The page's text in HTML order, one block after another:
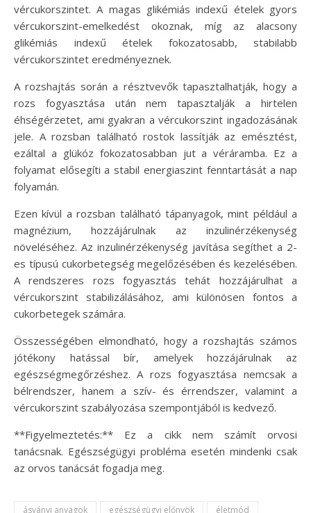
vércukorszintet. A magas glikémiás indexű ételek gyors
vércukorszint-emelkedést okoznak, míg az alacsony
glikémiás indexű ételek fokozatosabb, stabilabb
vércukorszintet eredményeznek.
A rozshajtás során a résztvevők tapasztalhatják, hogy a
rozs fogyasztása után nem tapasztalják a hirtelen
éhségérzetet, ami gyakran a vércukorszint ingadozásának
jele. A rozsban található rostok lassítják az emésztést,
ezáltal a glükóz fokozatosabban jut a véráramba. Ez a
folyamat elősegíti a stabil energiaszint fenntartását a nap
folyamán.
Ezen kívül a rozsban található tápanyagok, mint például a
magnézium, hozzájárulnak az inzulinérzékenység
növeléséhez. Az inzulinérzékenység javítása segíthet a 2-
es típusú cukorbetegség megelőzésében és kezelésében.
A rendszeres rozs fogyasztás tehát hozzájárulhat a
vércukorszint stabilizálásához, ami különösen fontos a
cukorbetegek számára.
Összességében elmondható, hogy a rozshajtás számos
jótékony hatással bír, amelyek hozzájárulnak az
egészségmegőrzéshez. A rozs fogyasztása nemcsak a
bélrendszer, hanem a szív- és érrendszer, valamint a
vércukorszint szabályozása szempontjából is kedvező.
**Figyelmeztetés:** Ez a cikk nem számít orvosi
tanácsnak. Egészségügyi probléma esetén mindenki csak
az orvos tanácsát fogadja meg.
ásványi anyagok egészségügyi előnyök életmód